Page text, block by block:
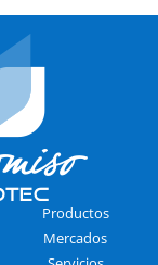
Productos
Mercados